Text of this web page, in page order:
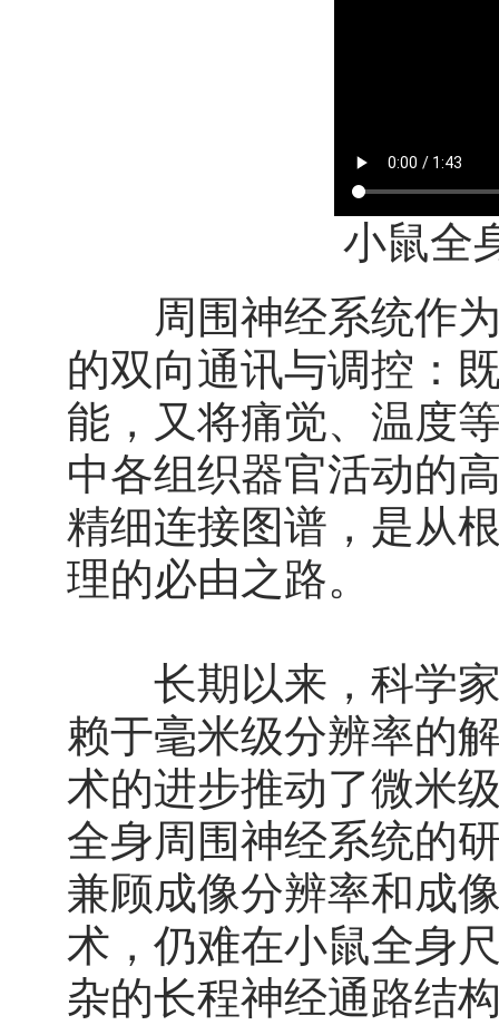
小鼠全
周围神经系统作为
的双向通讯与调控：
能，又将痛觉、温度
中各组织器官活动的
精细连接图谱，是从
理的必由之路。
长期以来，科学家
赖于毫米级分辨率的
术的进步推动了微米
全身周围神经系统的
兼顾成像分辨率和成
术，仍难在小鼠全身
杂的长程神经通路结